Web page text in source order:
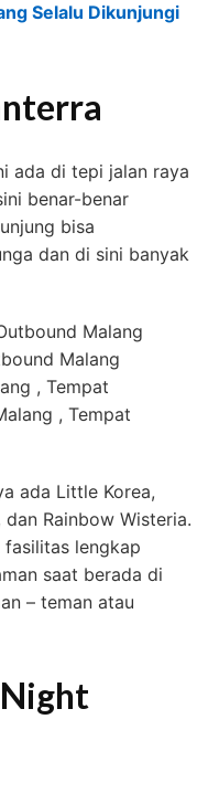
Selalu Dikunjungi
ada di tepi jalan raya
benar-benar
bisa
dan di sini banyak
ada Little Korea,
Rainbow Wisteria.
fasilitas lengkap
saat berada di
– teman atau